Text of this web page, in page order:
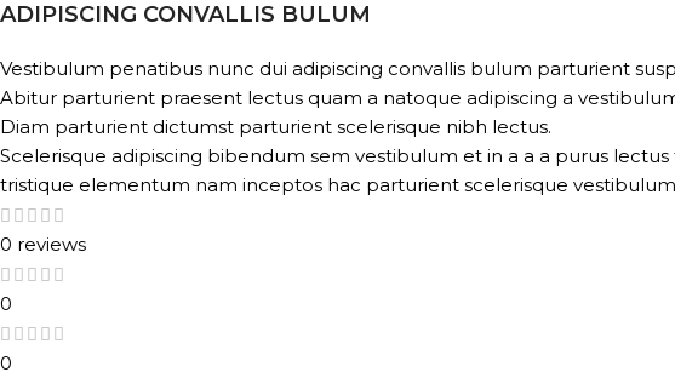
ADIPISCING CONVALLIS BULUM
Vestibulum penatibus nunc dui adipiscing convallis bulum parturient
Abitur parturient praesent lectus quam a natoque adipiscing a
Diam parturient dictumst parturient scelerisque nibh lectus.
Scelerisque adipiscing bibendum sem vestibulum et in a a a purus
tristique elementum nam inceptos hac parturient scelerisque
0 reviews
0
0